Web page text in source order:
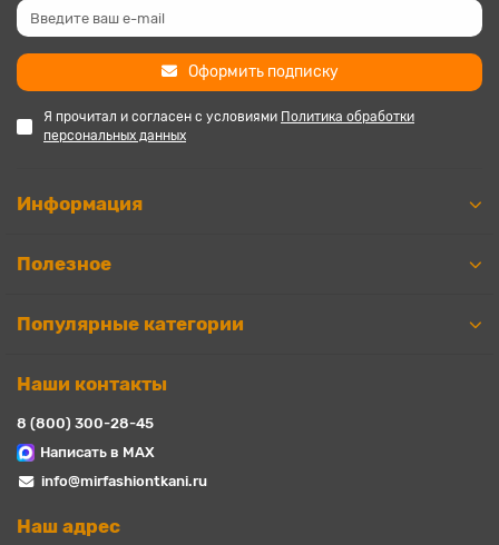
Оформить подписку
Я прочитал и согласен с условиями Политика обработки
персональных данных
Информация
Полезное
Популярные категории
Наши контакты
8 (800) 300-28-45
Написать в MAX
info@mirfashiontkani.ru
Наш адрес